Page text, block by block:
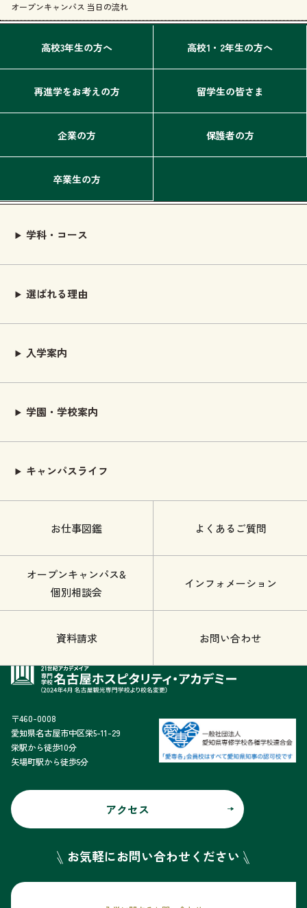
オープンキャンパス 当日の流れ
高校3年生の方へ 高校1・2年生の方へ
再進学をお考えの方 留学生の皆さま
企業の方 保護者の方
卒業生の方
学科・コース
選ばれる理由
入学案内
学園・学校案内
キャンパスライフ
お仕事図鑑 よくあるご質問
オープンキャンパス&
個別相談会
インフォメーション
資料請求 お問い合わせ
〒460-0008
愛知県名古屋市中区栄5-11-29
栄駅から徒歩10分
矢場町駅から徒歩5分
アクセス
お気軽にお問い合わせください